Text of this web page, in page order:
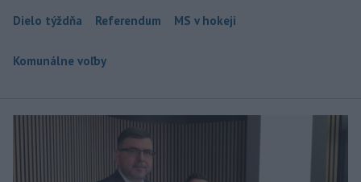
Dielo týždňa Referendum MS v hokeji
Komunálne voľby